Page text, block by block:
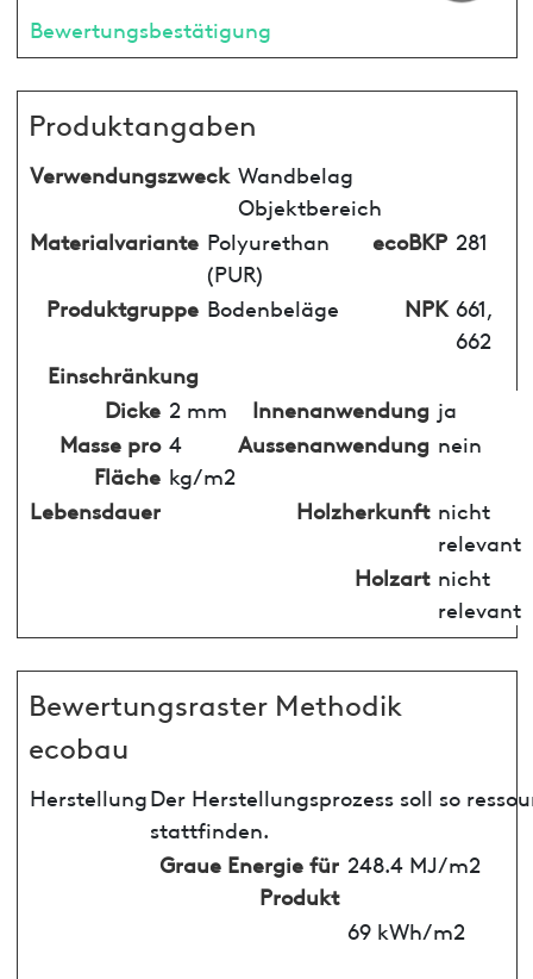
Bewertungsbestätigung
Produktangaben
Verwendungszweck Wandbelag
Objektbereich
Materialvariante Polyurethan
(PUR)
ecoBKP 281
Produktgruppe Bodenbeläge NPK 661,
662
Einschränkung
Dicke 2 mm Innenanwendung ja
Masse pro
Fläche
4
kg/m2
Aussenanwendung nein
Lebensdauer Holzherkunft nicht
relevant
Holzart nicht
relevant
Bewertungsraster Methodik
ecobau
HerstellungDer Herstellungsprozess soll so
stattfinden.
Graue Energie für
Produkt
248.4 MJ/m2
69 kWh/m2